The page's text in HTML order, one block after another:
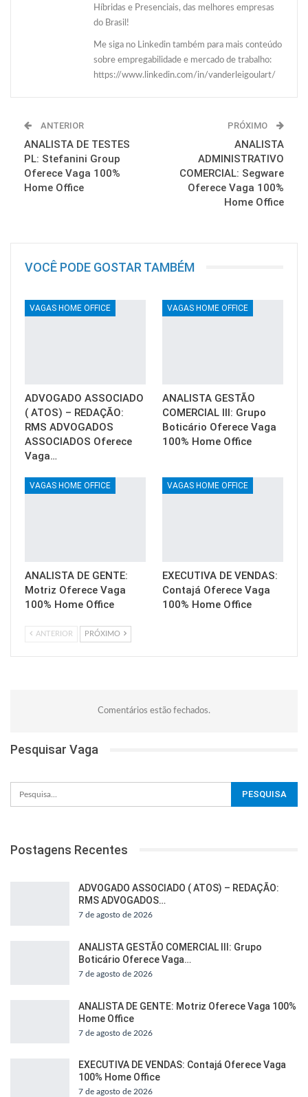
Híbridas e Presenciais, das melhores empresas
do Brasil!
Me siga no Linkedin também para mais conteúdo
sobre empregabilidade e mercado de trabalho:
https://www.linkedin.com/in/vanderleigoulart/
ANTERIOR
ANALISTA DE TESTES
PL: Stefanini Group
Oferece Vaga 100%
Home Office
PRÓXIMO
ANALISTA
ADMINISTRATIVO
COMERCIAL: Segware
Oferece Vaga 100%
Home Office
VOCÊ PODE GOSTAR TAMBÉM
VAGAS HOME OFFICE
ADVOGADO ASSOCIADO
( ATOS) – REDAÇÃO:
RMS ADVOGADOS
ASSOCIADOS Oferece
Vaga…
VAGAS HOME OFFICE
ANALISTA GESTÃO
COMERCIAL III: Grupo
Boticário Oferece Vaga
100% Home Office
VAGAS HOME OFFICE
ANALISTA DE GENTE:
Motriz Oferece Vaga
100% Home Office
VAGAS HOME OFFICE
EXECUTIVA DE VENDAS:
Contajá Oferece Vaga
100% Home Office
ANTERIOR PRÓXIMO
Comentários estão fechados.
Pesquisar Vaga
Postagens Recentes
ADVOGADO ASSOCIADO ( ATOS) – REDAÇÃO:
RMS ADVOGADOS…
7 de agosto de 2026
ANALISTA GESTÃO COMERCIAL III: Grupo
Boticário Oferece Vaga…
7 de agosto de 2026
ANALISTA DE GENTE: Motriz Oferece Vaga 100%
Home Office
7 de agosto de 2026
EXECUTIVA DE VENDAS: Contajá Oferece Vaga
100% Home Office
7 de agosto de 2026